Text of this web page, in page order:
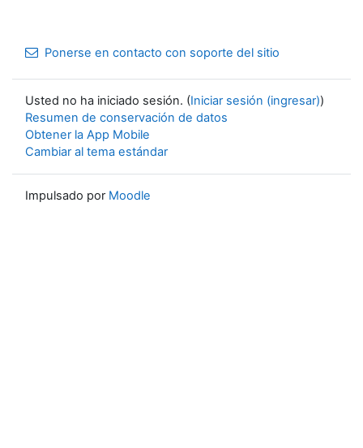
Ponerse en contacto con soporte del sitio
Usted no ha iniciado sesión. (Iniciar sesión (ingresar))
Resumen de conservación de datos
Obtener la App Mobile
Cambiar al tema estándar
Impulsado por Moodle